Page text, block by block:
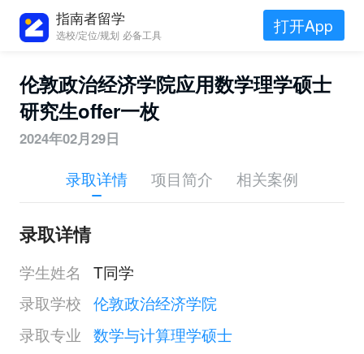
指南者留学
选校/定位/规划 必备工具 打开App
伦敦政治经济学院应用数学理学硕士
研究生offer一枚
2024年02月29日
录取详情 项目简介 相关案例
录取详情
学生姓名
T同学
录取学校 伦敦政治经济学院
录取专业 数学与计算理学硕士